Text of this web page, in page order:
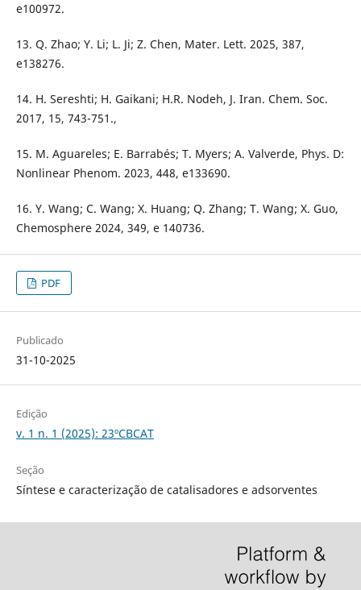
e100972.
13. Q. Zhao; Y. Li; L. Ji; Z. Chen, Mater. Lett. 2025, 387,
e138276.
14. H. Sereshti; H. Gaikani; H.R. Nodeh, J. Iran. Chem. Soc.
2017, 15, 743-751.,
15. M. Aguareles; E. Barrabés; T. Myers; A. Valverde, Phys. D:
Nonlinear Phenom. 2023, 448, e133690.
16. Y. Wang; C. Wang; X. Huang; Q. Zhang; T. Wang; X. Guo,
Chemosphere 2024, 349, e 140736.
PDF
Publicado
31-10-2025
Edição
v. 1 n. 1 (2025): 23ºCBCAT
Seção
Síntese e caracterização de catalisadores e adsorventes